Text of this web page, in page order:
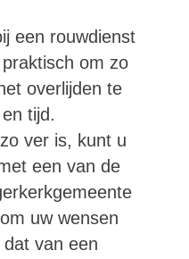
een rouwdienst
om zo
overlijden te
tijd.
ver is, kunt u
een van de
uw wensen
van een